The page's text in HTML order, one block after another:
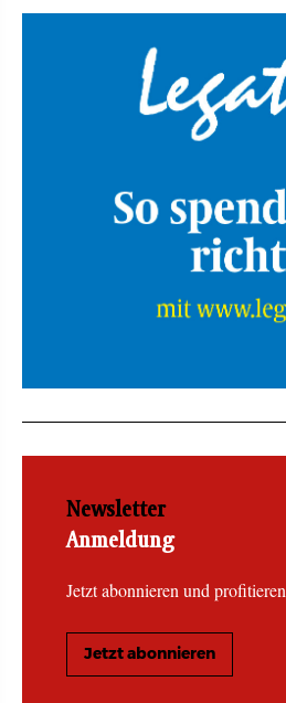
Newsletter
Anmeldung
Jetzt abonnieren und profitieren
Jetzt abonnieren